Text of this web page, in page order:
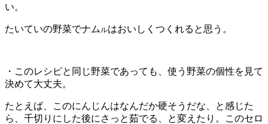
い。
たいていの野菜でナム ルはおいしくつくれると思う。
・このレシピと同じ野菜であっても、使う野菜の個性を見て
決めて大丈夫。
たとえば、このにんじんはなんだか硬そうだな、と感じた
ら、千切りにした後にさっと茹でる、と変えたり。このセロ